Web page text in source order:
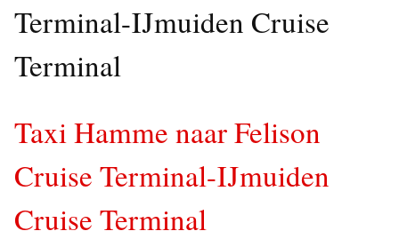
Terminal-IJmuiden Cruise
Terminal
Taxi Hamme naar Felison
Cruise Terminal-IJmuiden
Cruise Terminal